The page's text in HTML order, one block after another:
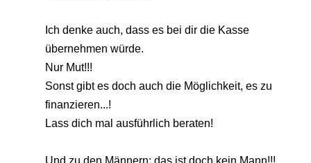
Ich denke auch, dass es bei dir die Kasse
übernehmen würde.
Nur Mut!!!
Sonst gibt es doch auch die Möglichkeit, es zu
finanzieren...!
Lass dich mal ausführlich beraten!